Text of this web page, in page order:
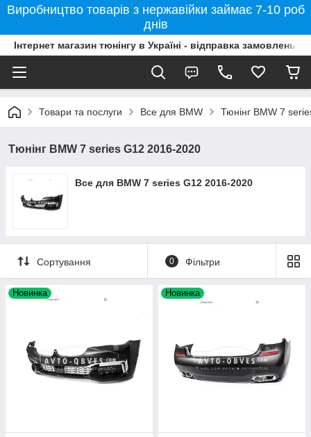
Виробництво товарів з нержавійки займає 7-10 роб
днів
Інтернет магазин тюнінгу в Україні - відправка замовлень
Товари та послуги Все для BMW Тюнінг BMW 7
Тюнінг BMW 7 series G12 2016-2020
Все для BMW 7 series G12 2016-2020
Сортування 0 Фільтри
Новинка Новинка